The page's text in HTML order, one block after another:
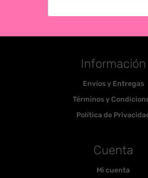
Información
Envíos y Entregas
Términos y
Política de
Cuenta
Mi cuenta